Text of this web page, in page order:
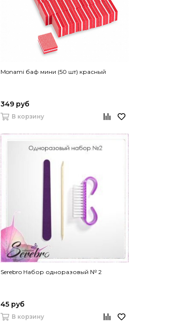
Monami баф мини (50 шт) красный
349 руб
В корзину
Serebro Набор одноразовый № 2
45 руб
В корзину